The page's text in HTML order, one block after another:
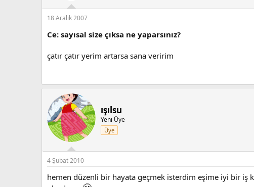
18 Aralık 2007
Ce: sayısal size çıksa ne yaparsınız?
çatır çatır yerim artarsa sana veririm
ışılsu
Yeni Üye
Üye
4 Şubat 2010
hemen düzenli bir hayata geçmek isterdim eşime iyi bir iş